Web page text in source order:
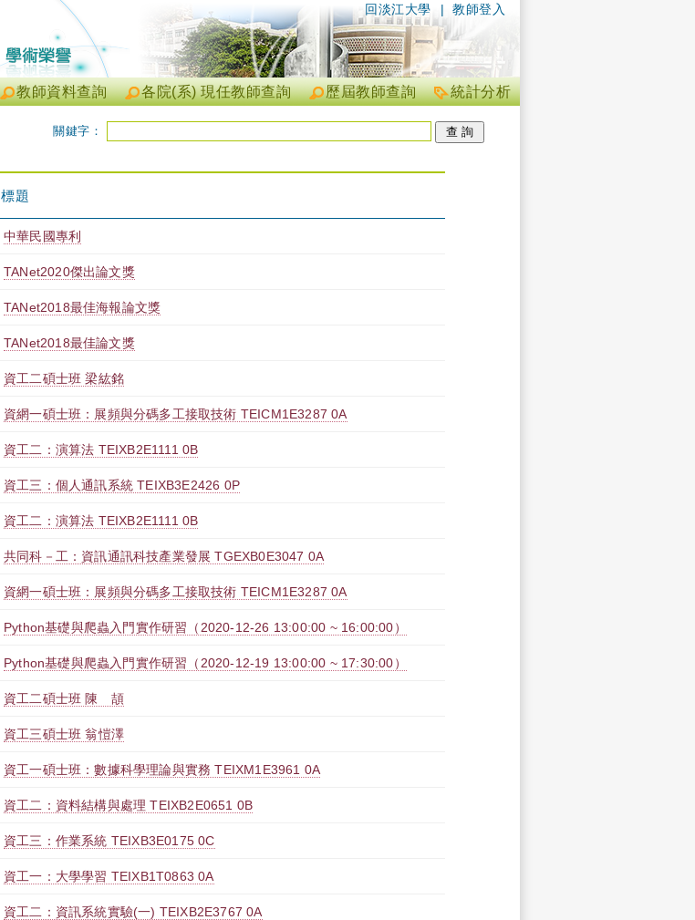
| 教師登入
回淡江大學
統計分析
歷屆教師查詢
各院(系) 現任教師查詢
教師資料查詢
關鍵字：
標題
中華民國專利
TANet2020傑出論文獎
TANet2018最佳海報論文獎
TANet2018最佳論文獎
資工二碩士班 梁紘銘
資網一碩士班：展頻與分碼多工接取技術 TEICM1E3287 0A
資工二：演算法 TEIXB2E1111 0B
資工三：個人通訊系統 TEIXB3E2426 0P
資工二：演算法 TEIXB2E1111 0B
共同科－工：資訊通訊科技產業發展 TGEXB0E3047 0A
資網一碩士班：展頻與分碼多工接取技術 TEICM1E3287 0A
Python基礎與爬蟲入門實作研習（2020-12-26 13:00:00 ~ 16:00:00）
Python基礎與爬蟲入門實作研習（2020-12-19 13:00:00 ~ 17:30:00）
資工二碩士班 陳 頡
資工三碩士班 翁愷澤
資工一碩士班：數據科學理論與實務 TEIXM1E3961 0A
資工二：資料結構與處理 TEIXB2E0651 0B
資工三：作業系統 TEIXB3E0175 0C
資工一：大學學習 TEIXB1T0863 0A
資工二：資訊系統實驗(一) TEIXB2E3767 0A